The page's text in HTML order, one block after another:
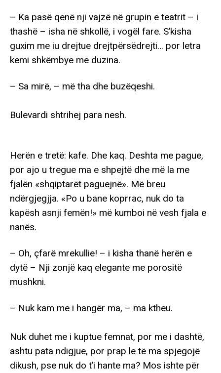
– Ka pasë qenë nji vajzë në grupin e teatrit – i
thashë – isha në shkollë, i vogël fare. S’kisha
guxim me iu drejtue drejtpërsëdrejti… por letra
kemi shkëmbye me duzina.
– Sa mirë, – më tha dhe buzëqeshi.
Bulevardi shtrihej para nesh.
Herën e tretë: kafe. Dhe kaq. Deshta me pague,
por ajo u tregue ma e shpejtë dhe më la me
fjalën «shqiptarët paguejnë». Më breu
ndërgjegjja. «Po u bane koprrac, nuk do ta
kapësh asnji femën!» më kumboi në vesh fjala e
nanës.
– Oh, çfarë mrekullie! – i kisha thanë herën e
dytë – Nji zonjë kaq elegante me porositë
mushkni.
– Nuk kam me i hangër ma, – ma ktheu.
Nuk duhet me i kuptue femnat, por me i dashtë,
ashtu pata ndigjue, por prap le të ma spjegojë
dikush, pse nuk do t’i hante ma? Mos ishte për